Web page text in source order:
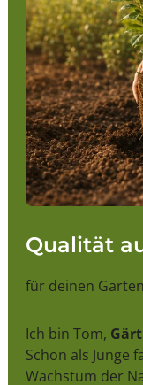
Qualität
für deinen Garten
Ich bin Tom,
Schon als Junge
Wachstum der